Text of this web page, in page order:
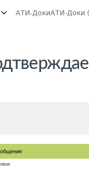
АТИ-ДокиАТИ-Доки